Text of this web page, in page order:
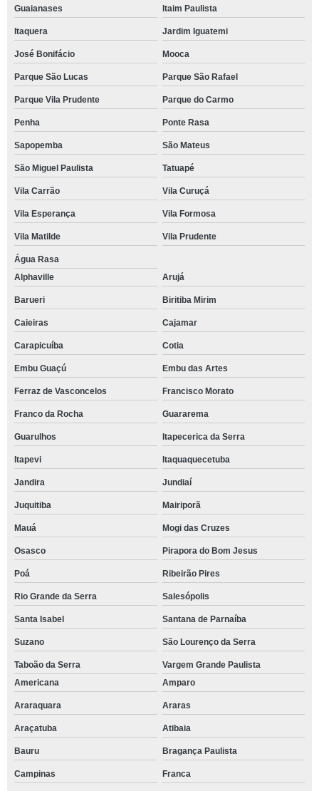
Guaianases Itaim Paulista
Itaquera Jardim Iguatemi
José Bonifácio Mooca
Parque São Lucas Parque São Rafael
Parque Vila Prudente Parque do Carmo
Penha Ponte Rasa
Sapopemba São Mateus
São Miguel Paulista Tatuapé
Vila Carrão Vila Curuçá
Vila Esperança Vila Formosa
Vila Matilde Vila Prudente
Água Rasa
Alphaville
Arujá
Barueri Biritiba Mirim
Caieiras Cajamar
Carapicuíba Cotia
Embu Guaçú Embu das Artes
Ferraz de Vasconcelos Francisco Morato
Franco da Rocha Guararema
Guarulhos Itapecerica da Serra
Itapevi Itaquaquecetuba
Jandira Jundiaí
Juquitiba Mairiporã
Mauá Mogi das Cruzes
Osasco Pirapora do Bom Jesus
Poá Ribeirão Pires
Rio Grande da Serra Salesópolis
Santa Isabel Santana de Parnaíba
Suzano São Lourenço da Serra
Taboão da Serra
Vargem Grande Paulista
Americana
Amparo
Araraquara Araras
Araçatuba Atibaia
Bauru Bragança Paulista
Campinas Franca